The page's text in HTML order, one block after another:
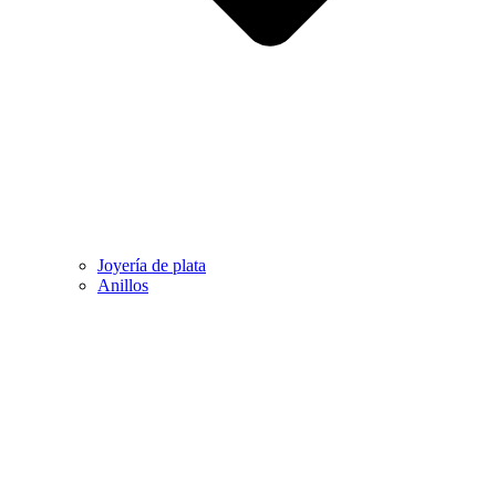
Joyería de plata
Anillos